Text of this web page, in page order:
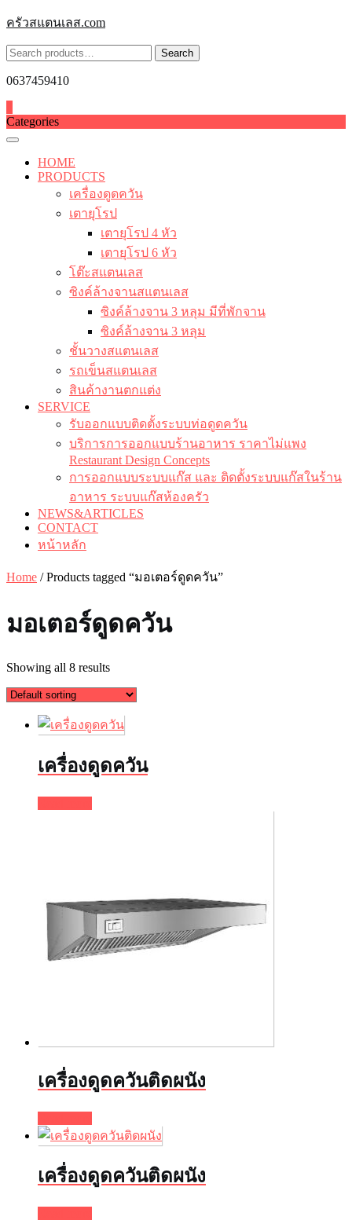
Skip
to
content
ครัวสแตนเลส.com
Search
for:
Search
0637459410
Categories
HOME
PRODUCTS
เครื่องดูดควัน
เตายุโรป
เตายุโรป 4 หัว
เตายุโรป 6 หัว
โต๊ะสแตนเลส
ซิงค์ล้างจานสแตนเลส
ซิงค์ล้างจาน 3 หลุม มีที่พักจาน
ซิงค์ล้างจาน 3 หลุม
ชั้นวางสแตนเลส
รถเข็นสแตนเลส
สินค้างานตกแต่ง
SERVICE
รับออกแบบติดตั้งระบบท่อดูดควัน
บริการการออกแบบร้านอาหาร ราคาไม่แพง
Restaurant Design Concepts
การออกแบบระบบแก๊ส และ ติดตั้งระบบแก๊สในร้าน
อาหาร ระบบแก๊สห้องครัว
NEWS&ARTICLES
CONTACT
หน้าหลัก
Home / Products tagged “มอเตอร์ดูดควัน”
มอเตอร์ดูดควัน
Showing all 8 results
เครื่องดูดควัน
เครื่องดูดควันติดผนัง
เครื่องดูดควันติดผนัง